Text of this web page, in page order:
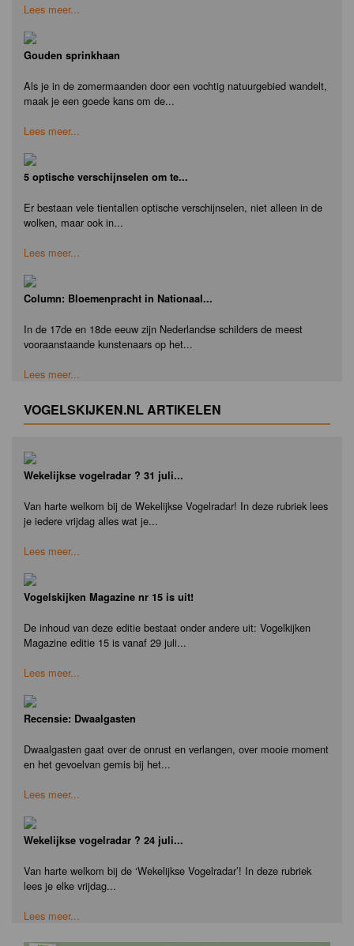
Lees meer...
Gouden sprinkhaan
Als je in de zomermaanden door een vochtig natuurgebied wandelt,
maak je een goede kans om de...
Lees meer...
5 optische verschijnselen om te...
Er bestaan vele tientallen optische verschijnselen, niet alleen in de
wolken, maar ook in...
Lees meer...
Column: Bloemenpracht in Nationaal...
In de 17de en 18de eeuw zijn Nederlandse schilders de meest
vooraanstaande kunstenaars op het...
Lees meer...
VOGELSKIJKEN.NL ARTIKELEN
Wekelijkse vogelradar ? 31 juli...
Van harte welkom bij de Wekelijkse Vogelradar! In deze rubriek lees
je iedere vrijdag alles wat je...
Lees meer...
Vogelskijken Magazine nr 15 is uit!
De inhoud van deze editie bestaat onder andere uit: Vogelkijken
Magazine editie 15 is vanaf 29 juli...
Lees meer...
Recensie: Dwaalgasten
Dwaalgasten gaat over de onrust en verlangen, over mooie moment
en het gevoelvan gemis bij het...
Lees meer...
Wekelijkse vogelradar ? 24 juli...
Van harte welkom bij de ‘Wekelijkse Vogelradar’! In deze rubriek
lees je elke vrijdag...
Lees meer...